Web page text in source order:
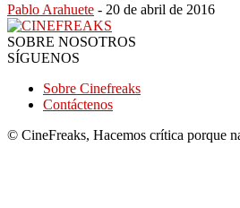
Pablo Arahuete - 20 de abril de 2016
SOBRE NOSOTROS
SÍGUENOS
Sobre Cinefreaks
Contáctenos
© CineFreaks, Hacemos crítica porque